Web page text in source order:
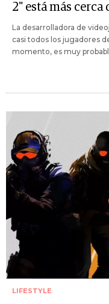
2" está más cerca
La desarrolladora de
casi todos los jugadores
momento, es muy
LIFESTYLE